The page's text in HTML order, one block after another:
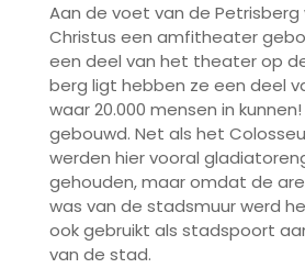
Aan de voet van de Petrisberg
Christus een amfitheater
een deel van het theater op
berg ligt hebben ze een deel
waar 20.000 mensen in
gebouwd. Net als het
werden hier vooral
gehouden, maar omdat de
was van de stadsmuur werd
ook gebruikt als stadspoort
van de stad.